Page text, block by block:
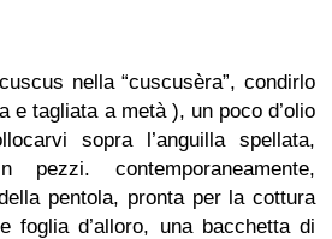
nella “cuscusèra”, condirlo
e tagliata a metà ), un poco d’olio
sopra l’anguilla spellata,
contemporaneamente,
pentola, pronta per la cottura
foglia d’alloro, una bacchetta di